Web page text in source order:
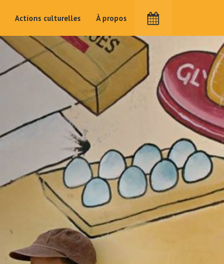
Actions culturelles À propos